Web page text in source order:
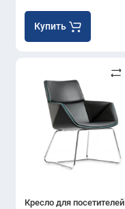
Купить
Кресло для посетителей